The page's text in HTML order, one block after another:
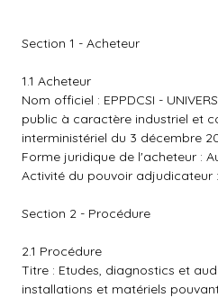
Section 1 - Acheteur
1.1 Acheteur
Nom officiel : EPPDCSI -
public à caractère industriel et
interministériel du 3 décembre
Forme juridique de l'acheteur :
Activité du pouvoir adjudicateur
Section 2 - Procédure
2.1 Procédure
Titre : Etudes, diagnostics et
installations et matériels